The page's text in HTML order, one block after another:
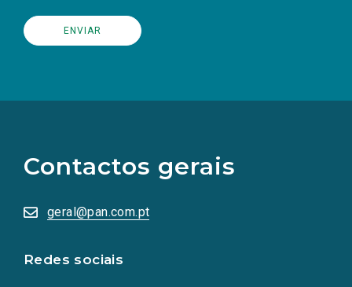
Contactos gerais
geral@pan.com.pt
Redes sociais
redes
sociais
numa
nova